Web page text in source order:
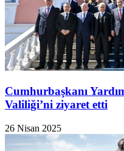
Cumhurbaşkanı
Valiliği’ni ziyaret etti
26 Nisan 2025